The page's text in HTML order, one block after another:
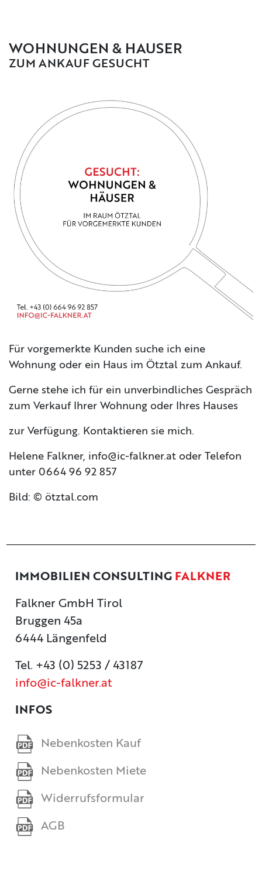
WOHNUNGEN & HÄUSER
ZUM ANKAUF GESUCHT
Für vorgemerkte Kunden suche ich eine
Wohnung oder ein Haus im Ötztal zum Ankauf.
Gerne stehe ich für ein unverbindliches Gespräch
zum Verkauf Ihrer Wohnung oder Ihres Hauses
zur Verfügung. Kontaktieren sie mich.
Helene Falkner, info@ic-falkner.at oder Telefon
unter 0664 96 92 857
Bild: © ötztal.com
IMMOBILIEN CONSULTING FALKNER
Falkner GmbH Tirol
Bruggen 45a
6444 Längenfeld
Tel. +43 (0) 5253 / 43187
info@ic-falkner.at
INFOS
Nebenkosten Kauf
Nebenkosten Miete
Widerrufsformular
AGB